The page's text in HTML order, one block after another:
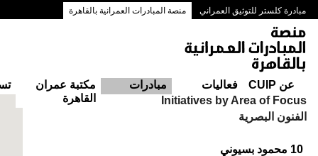
مبادرة كلستر للتوثيق العمراني منصة المبادرات العمرانية بالقاهرة
ممرات وسط البلد بالقاهرة
عن CUIP فعاليات مبادرات
مكتبة عمران
القاهرة
Initiatives by Area of Focus
الفنون البصرية
10 محمود بسيوني